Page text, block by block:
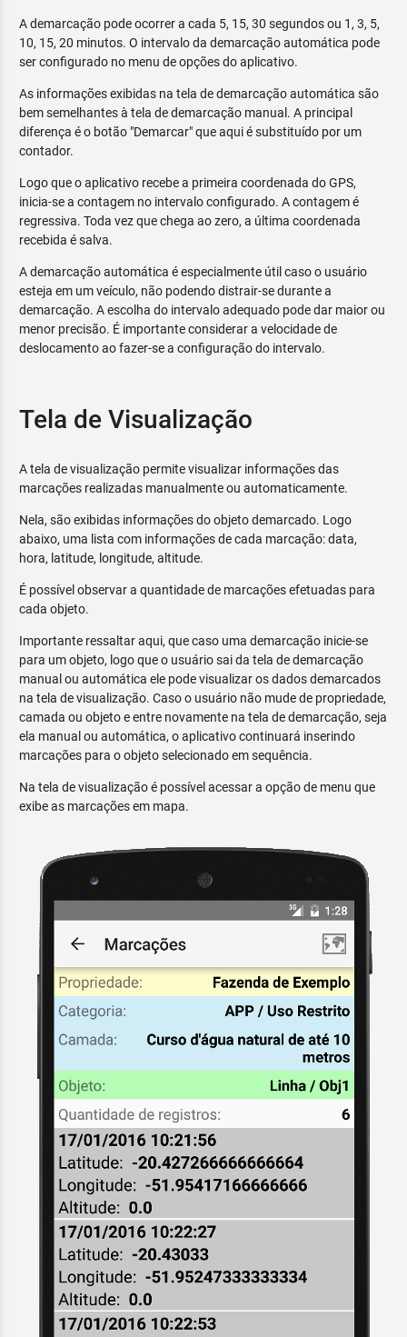
A demarcação pode ocorrer a cada 5, 15, 30 segundos ou 1, 3, 5,
10, 15, 20 minutos. O intervalo da demarcação automática pode
ser configurado no menu de opções do aplicativo.
As informações exibidas na tela de demarcação automática são
bem semelhantes à tela de demarcação manual. A principal
diferença é o botão "Demarcar" que aqui é substituído por um
contador.
Logo que o aplicativo recebe a primeira coordenada do GPS,
inicia-se a contagem no intervalo configurado. A contagem é
regressiva. Toda vez que chega ao zero, a última coordenada
recebida é salva.
A demarcação automática é especialmente útil caso o usuário
esteja em um veículo, não podendo distrair-se durante a
demarcação. A escolha do intervalo adequado pode dar maior ou
menor precisão. É importante considerar a velocidade de
deslocamento ao fazer-se a configuração do intervalo.
Tela de Visualização
A tela de visualização permite visualizar informações das
marcações realizadas manualmente ou automaticamente.
Nela, são exibidas informações do objeto demarcado. Logo
abaixo, uma lista com informações de cada marcação: data,
hora, latitude, longitude, altitude.
É possível observar a quantidade de marcações efetuadas para
cada objeto.
Importante ressaltar aqui, que caso uma demarcação inicie-se
para um objeto, logo que o usuário sai da tela de demarcação
manual ou automática ele pode visualizar os dados demarcados
na tela de visualização. Caso o usuário não mude de propriedade,
camada ou objeto e entre novamente na tela de demarcação, seja
ela manual ou automática, o aplicativo continuará inserindo
marcações para o objeto selecionado em sequência.
Na tela de visualização é possível acessar a opção de menu que
exibe as marcações em mapa.